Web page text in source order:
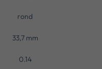
rond
33,7 mm
0.14